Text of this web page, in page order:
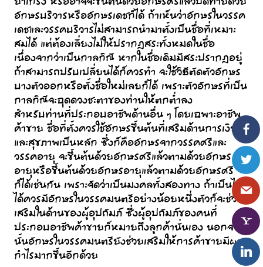
อักษรบริวารหรืออักษรเดชก็ได้ ถ้าเห็นว่าอักษรในวรรค
เดชและวรรคบริวารไม่สามารถนำมาตั้งเป็นชื่อที่เหมาะ
สมได้ แต่ต้องเลี่ยงไม่ให้ปรากฎสระทั้งหมดในชื่อ
เนื่องจากว่าเป็นกาลกิณี หากในชื่อเดิมมีสระปรากฎอยู่
ถ้าสามารถปรับเปลี่ยนได้ก็ควรทำ จะใช้วิธีตัดตัวอักษร
บางตัวออกหรือตั้งชื่อใหม่เลยก็ได้ เพราะตัวอักษรที่เป็น
กาลกิณีจะฉุดดวงชะตาของท่านให้ตกต่ำลง
สำหรับท่านที่ประกอบอาชีพด้านอื่น ๆ โดยเฉพาะอาชีพ
ค้าขาย ชื่อที่ตั้งควรใช้อักษรขึ้นต้นที่เสริมด้านการเงิน
และสุขภาพเป็นหลัก ซึ่งก็คืออักษรจากวรรคศรีและ
วรรคอายุ จะขึ้นต้นด้วยอักษรศรีแล้วตามด้วยอักษร
อายุหรือขึ้นต้นด้วยอักษรอายุแล้วตามด้วยอักษรศรี
ก็ได้เช่นกัน เพราะจัดว่าเป็นมงคลทั้งสองทาง ถ้าเป็นไป
ได้ควรมีอักษรในวรรคมนตรีอย่างน้อยหนึ่งตัวก็จะช่วย
เสริมในด้านของผู้อุปถัมภ์ ซึ่งผู้อุปถัมภ์ของคนที่
ประกอบอาชีพค้าขายก็หมายถึงลูกค้านั่นเอง นอกจาก
นั้นอักษรในวรรคมนตรียังช่วยเสริมให้การค้าขายมีผล
กำไรมากขึ้นอีกด้วย